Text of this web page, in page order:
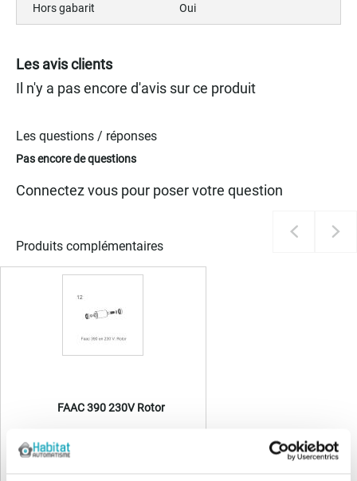
Hors gabarit Oui
Les avis clients
Il n'y a pas encore d'avis sur ce produit
Les questions / réponses
Pas encore de questions
Connectez vous pour poser votre question
Produits complémentaires
FAAC 390 230V Rotor